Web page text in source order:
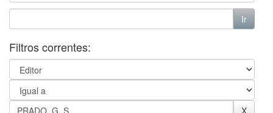
Filtros correntes: